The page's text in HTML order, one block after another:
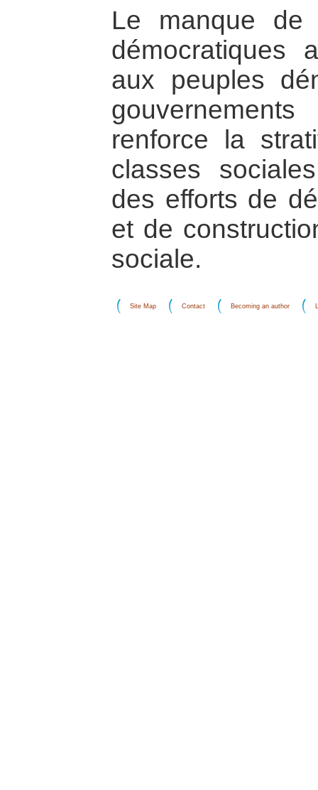
Le manque de
démocratiques
aux peuples
renforce la
classes
des efforts de
et de
sociale.
Site Map Contact Becoming an author